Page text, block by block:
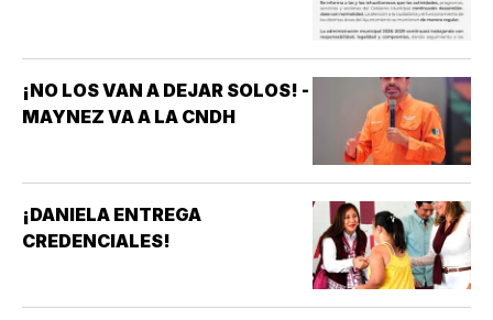
¡NO LOS VAN A DEJAR SOLOS! -
MAYNEZ VA A LA CNDH
¡DANIELA ENTREGA
CREDENCIALES!